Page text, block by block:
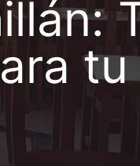
tu